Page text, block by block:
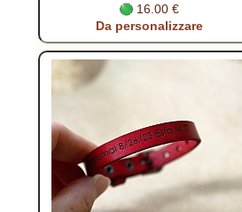
16.00 €
Da personalizzare